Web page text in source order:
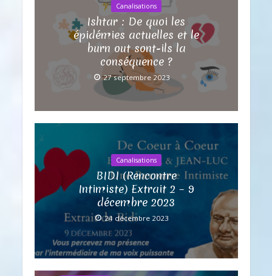
Canalisations
Ishtar : De quoi les
épidémies actuelles et le
burn out sont-ils la
conséquence ?
27 septembre 2023
Canalisations
BIDI (Rencontre
Intimiste) Extrait 2 – 9
décembre 2023
24 décembre 2023